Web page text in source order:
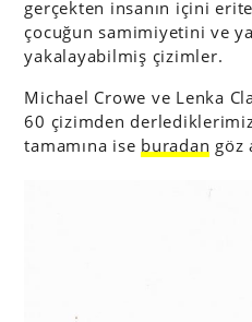
gerçekten insanın içini
çocuğun samimiyetini ve
yakalayabilmiş çizimler.
Michael Crowe ve Lenka
60 çizimden
tamamına ise buradan göz